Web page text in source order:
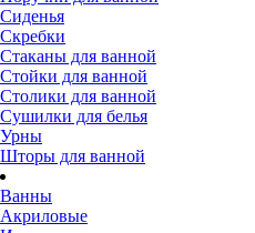
Сиденья
Скребки
Стаканы для ванной
Стойки для ванной
Столики для ванной
Сушилки для белья
Урны
Шторы для ванной
Ванны
Акриловые